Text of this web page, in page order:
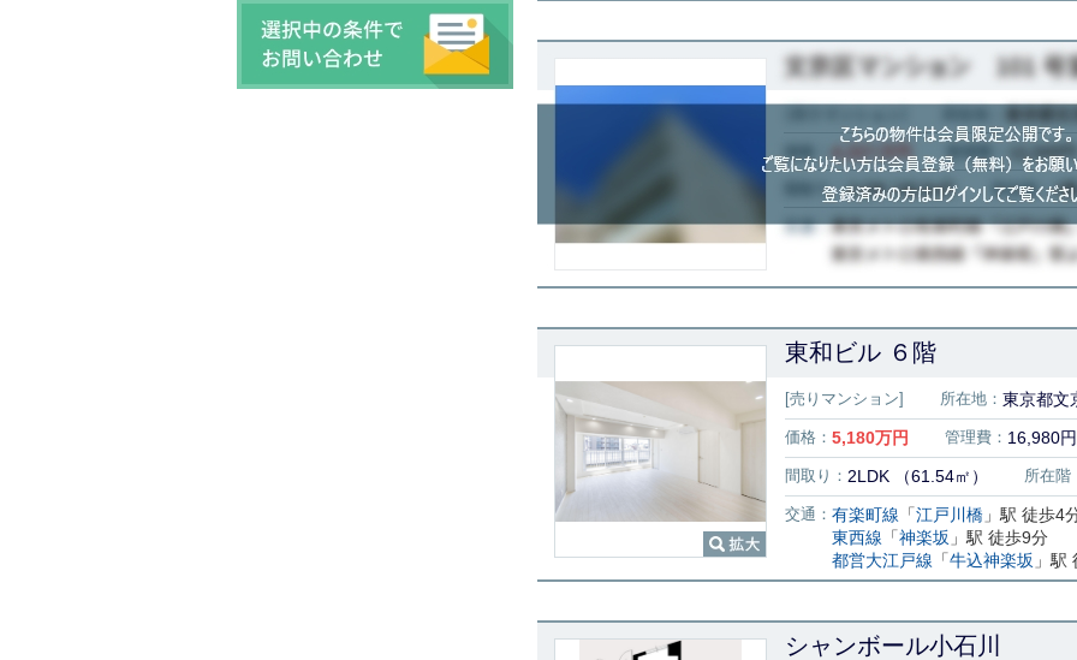
東和ビル ６階
[売りマンション] 所在地： 東京都文
価格： 5,180万円 管理費： 16,980円
間取り： 2LDK （61.54㎡） 所在階
交通： 有楽町線 「江戸川橋 」駅 徒歩4
東西線 「神楽坂 」駅 徒歩9分
都営大江戸線 「牛込神楽坂 」駅
シャンボール小石川